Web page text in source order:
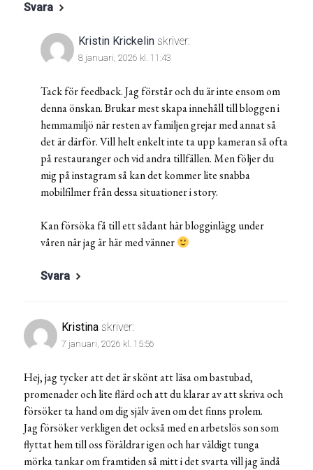
Svara
Kristin Krickelin skriver:
8 januari, 2026 kl. 11:43
Tack för feedback. Jag förstår och du är inte ensom om
denna önskan. Brukar mest skapa innehåll till bloggen i
hemmamiljö när resten av familjen grejar med annat så
det är därför. Vill helt enkelt inte ta upp kameran så ofta
på restauranger och vid andra tillfällen. Men följer du
mig på instagram så kan det kommer lite snabba
mobilfilmer från dessa situationer i story.
Kan försöka få till ett sådant här blogginlägg under
våren när jag är här med vänner
Svara
Kristina skriver:
7 januari, 2026 kl. 15:56
Hej, jag tycker att det är skönt att läsa om bastubad,
promenader och lite flärd och att du klarar av att skriva och
försöker ta hand om dig själv även om det finns prolem.
Jag försöker verkligen det också med en arbetslös son som
flyttat hem till oss föräldrar igen och har väldigt tunga
mörka tankar om framtiden så mitt i det svarta vill jag ändå